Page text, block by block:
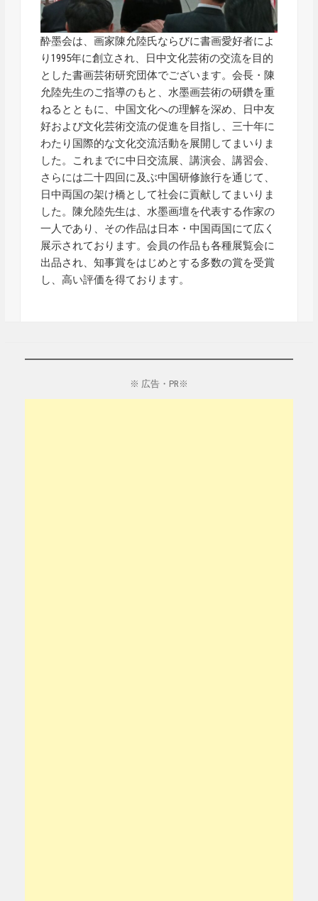
酔墨会は、画家陳允陸氏ならびに書画愛好者によ
り1995年に創立され、日中文化芸術の交流を目的
とした書画芸術研究団体でございます。会長・陳
允陸先生のご指導のもと、水墨画芸術の研鑽を重
ねるとともに、中国文化への理解を深め、日中友
好および文化芸術交流の促進を目指し、三十年に
わたり国際的な文化交流活動を展開してまいりま
した。これまでに中日交流展、講演会、講習会、
さらには二十四回に及ぶ中国研修旅行を通じて、
日中両国の架け橋として社会に貢献してまいりま
した。陳允陸先生は、水墨画壇を代表する作家の
一人であり、その作品は日本・中国両国にて広く
展示されております。会員の作品も各種展覧会に
出品され、知事賞をはじめとする多数の賞を受賞
し、高い評価を得ております。
※ 広告・PR※